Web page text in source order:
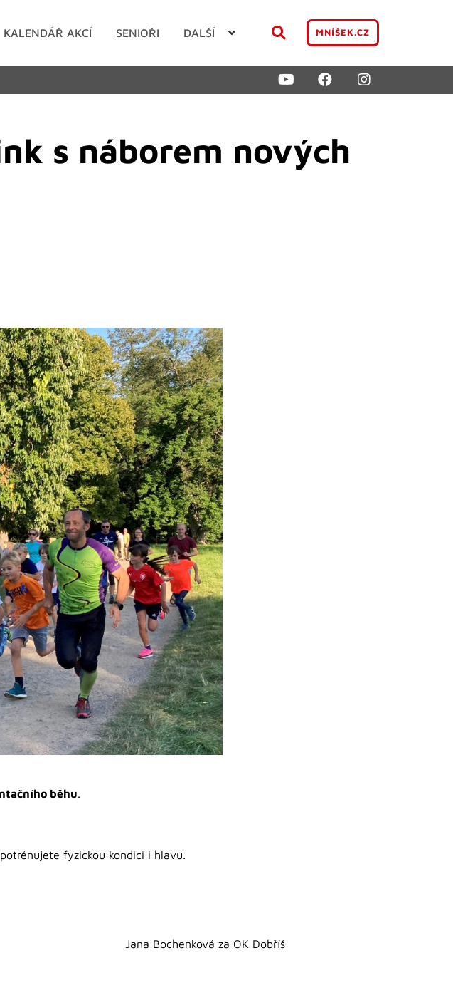
KALENDÁŘ AKCÍ SENIOŘI DALŠÍ MNÍŠEK.CZ
s náborem nových
běhu
fyzickou kondici i hlavu.
Jana Bochenková za OK Dobříš